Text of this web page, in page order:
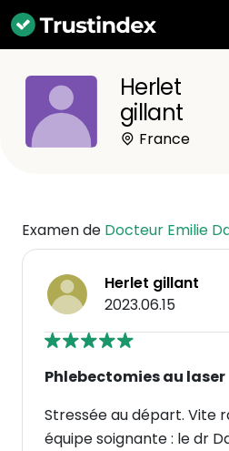
Herlet
gillant
France
Examen de Docteur Emilie
Herlet gillant
2023.06.15
Phlebectomies au laser
Stressée au départ. Vite rassurée par l
équipe soignante : le dr